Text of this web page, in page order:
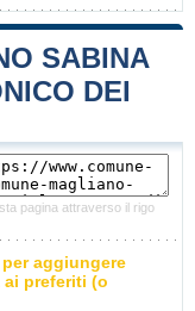
SABINA
DEI
pagina attraverso il rigo
aggiungere
preferiti (o